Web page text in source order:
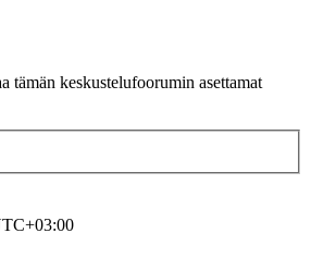
tämän keskustelufoorumin asettamat